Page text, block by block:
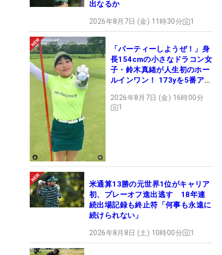
出なるか
2026年8月7日 (金) 11時30分 1
「パーティーしようぜ！」身
長154cmの小さなドラコン女
子・鈴木真緒が人生初のホー
ルインワン！ 173yを5番アイ
2026年8月7日 (金) 16時00分
1
米通算13勝の元世界1位がキャリア
初、プレーオフ進出逃す 18年連
続出場記録も終止符「何事も永遠に
続けられない」
2026年8月8日 (土) 10時00分 1